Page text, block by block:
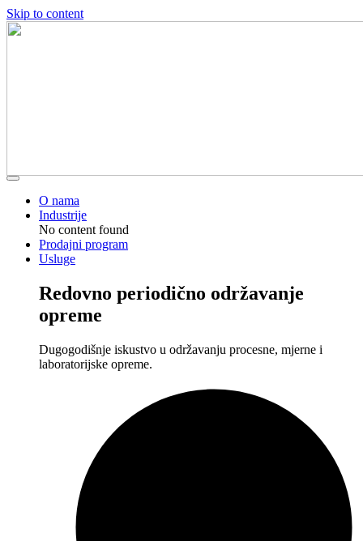
Skip to content
O nama
Industrije
No content found
Prodajni program
Usluge
Redovno periodično održavanje
opreme
Dugogodišnje iskustvo u održavanju procesne, mjerne i
laboratorijske opreme.